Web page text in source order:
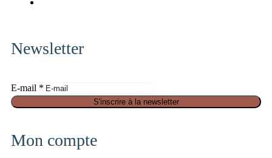
Newsletter
E-mail *
a
i
S'inscrire à la newsletter
Mon compte